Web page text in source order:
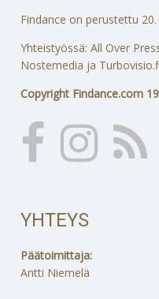
Findance on perustettu
Yhteistyössä: All Over
Nostemedia ja
Copyright Findance.com
YHTEYS
Päätoimittaja:
Antti Niemelä